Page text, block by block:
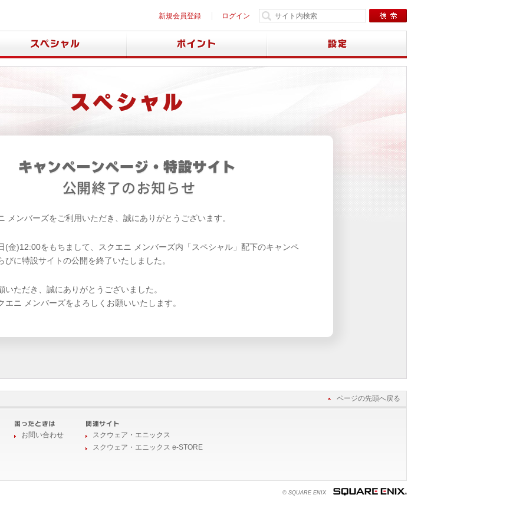
新規会員登録 ログイン
メンバーズをご利用いただき、誠にありがとうございます。
(金)12:00をもちまして、スクエニ メンバーズ内「スペシャル」配下のキャンペ
びに特設サイトの公開を終了いたしました。
いただき、誠にありがとうございました。
エニ メンバーズをよろしくお願いいたします。
ページの先頭へ戻る
お問い合わせ
スクウェア・エニックス
スクウェア・エニックス e-STORE
© SQUARE ENIX